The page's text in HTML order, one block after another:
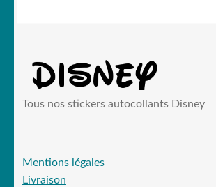
Tous nos stickers autocollants Disney
Mentions légales
Livraison